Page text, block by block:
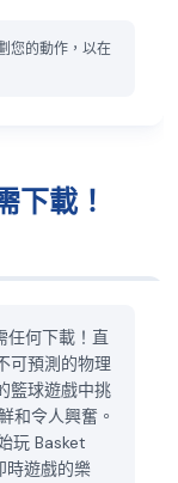
您的動作，以在
下載！
任何下載！直
可預測的物理
籃球遊戲中挑
和令人興奮。
玩 Basket
時遊戲的樂